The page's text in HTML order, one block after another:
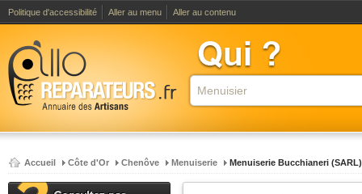
Politique d'accessibilité Aller au menu Aller au contenu
Accueil Côte d'Or Chenôve Menuiserie Menuiserie Bucchianeri (SARL)